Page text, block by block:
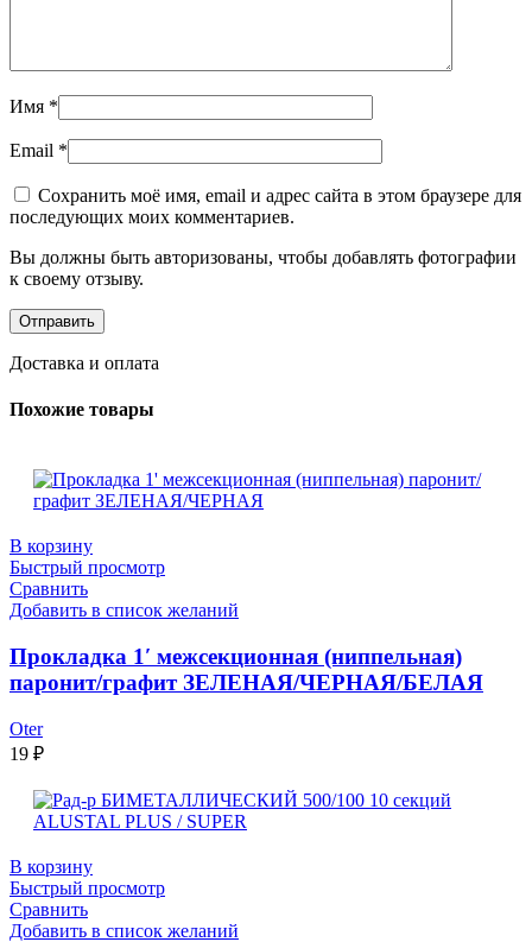
Имя *
Email *
Сохранить моё имя, email и адрес сайта в этом браузере для
последующих моих комментариев.
Вы должны быть авторизованы, чтобы добавлять фотографии
к своему отзыву.
Доставка и оплата
Похожие товары
В корзину
Быстрый просмотр
Сравнить
Добавить в список желаний
Прокладка 1′ межсекционная (ниппельная)
паронит/графит ЗЕЛЕНАЯ/ЧЕРНАЯ/БЕЛАЯ
Oter
19 ₽
В корзину
Быстрый просмотр
Сравнить
Добавить в список желаний